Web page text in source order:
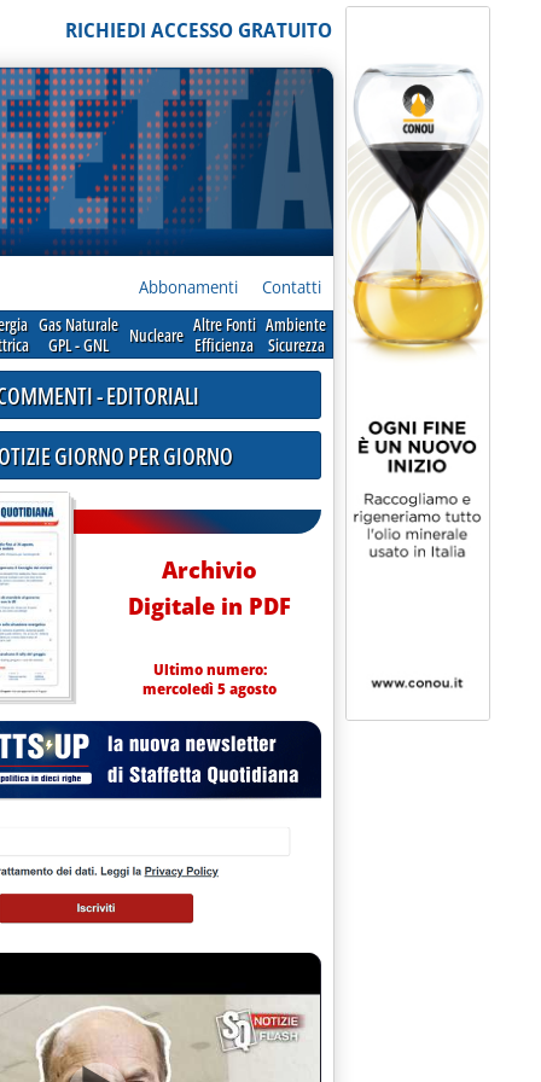
RICHIEDI ACCESSO GRATUITO
Abbonamenti Contatti
Gas Naturale
GPL - GNL
Nucleare Altre Fonti
Efficienza
Ambiente
Sicurezza
0.0.
IN GIAPPONE'
- EDITORIALI
GIORNO PER GIORNO
Archivio
Digitale in PDF
Ultimo numero:
mercoledì 5 agosto